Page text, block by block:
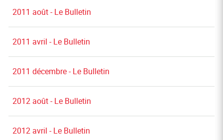
2011 août - Le Bulletin
2011 avril - Le Bulletin
2011 décembre - Le Bulletin
2012 août - Le Bulletin
2012 avril - Le Bulletin